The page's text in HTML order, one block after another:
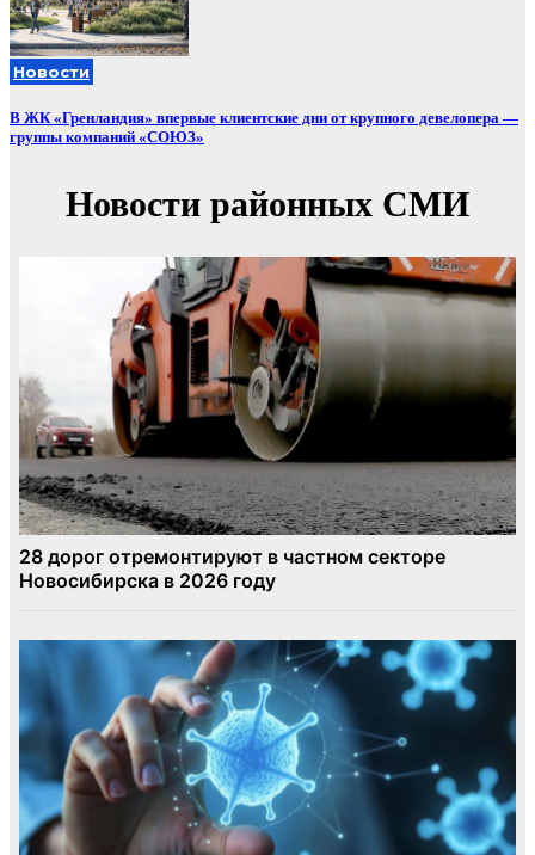
Новости
В ЖК «Гренландия» впервые клиентские дни от крупного девелопера —
группы компаний «СОЮЗ»